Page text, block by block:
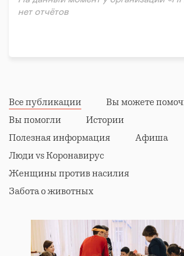
нет отчётов
Все публикации
Вы можете
Вы помогли
Истории
Полезная информация
Афиша
Люди vs Коронавирус
Женщины против насилия
Забота о животных